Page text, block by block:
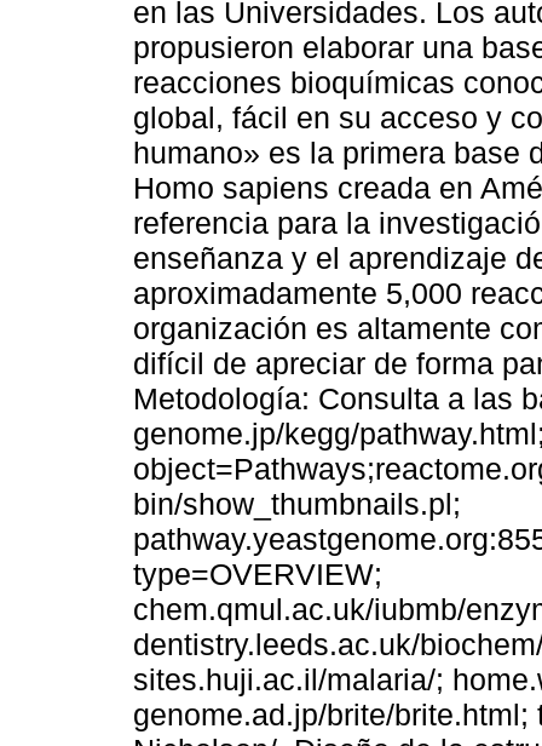
en las Universidades. Los
propusieron elaborar una
reacciones bioquímicas
global, fácil en su acceso y
humano» es la primera base
Homo sapiens creada en
referencia para la
enseñanza y el aprendizaje
aproximadamente 5,000
organización es altamente
difícil de apreciar de forma
Metodología: Consulta a las
genome.jp/kegg/
bin/show_thumbnails.pl;
type=OVERVIEW;
chem.qmul.ac.uk/iubmb/
dentistry.leeds.ac.uk/
sites.huji.ac.il/malaria/;
genome.ad.jp/brite/